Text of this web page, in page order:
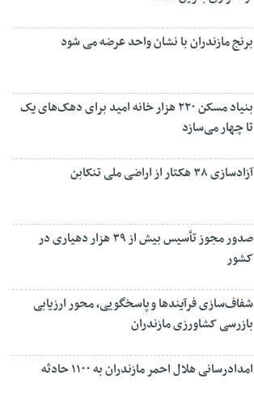
برنج مازندران با نشان واحد عرضه می شود
بنیاد مسکن ۲۲۰ هزار خانه امید برای دهک‌های یک
تا چهار می‌سازد
آزادسازی ۳۸ هکتار از اراضی ملی تنکابن
صدور مجوز تأسیس بیش از ۳۹ هزار دهیاری در
کشور
شفاف‌سازی فرآیند‌ها و پاسخگویی، محور ارزیابی
بازرسی کشاورزی مازندران
امدادرسانی هلال احمر مازندران به ۱۱۰۰ حادثه